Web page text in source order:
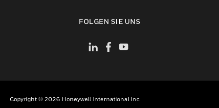
FOLGEN SIE UNS
Copyright © 2026 Honeywell International Inc